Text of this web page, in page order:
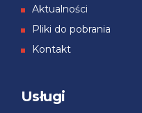
Aktualności
Pliki do pobrania
Kontakt
Usługi